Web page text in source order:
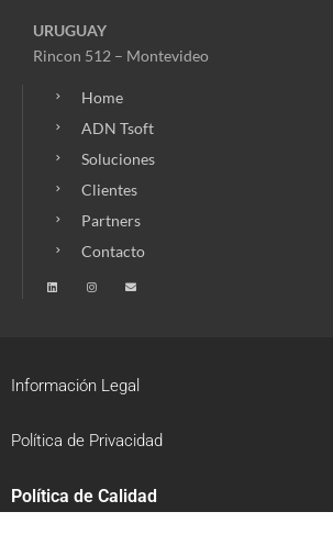
URUGUAY
Rincon 512 – Montevideo
Home
ADN Tsoft
Soluciones
Clientes
Partners
Contacto
Información Legal
Política de Privacidad
Política de Calidad